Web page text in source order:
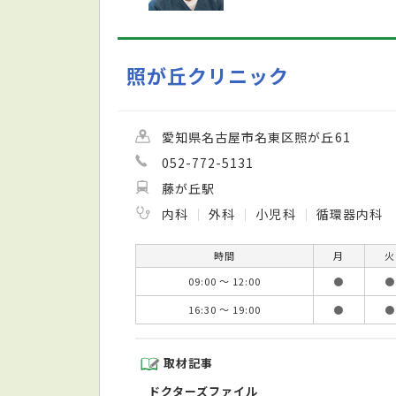
照が丘クリニック
愛知県名古屋市名東区照が丘61
052-772-5131
藤が丘駅
内科
外科 小児科 循環器内科
時間 月 火
09:00 ～ 12:00
● ●
16:30 ～ 19:00
● ●
取材記事
ドクターズファイル